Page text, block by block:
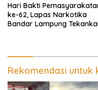
Hari Bakti
ke-62, Lapas Narkotika
Bandar Lampung
Rekomendasi untuk